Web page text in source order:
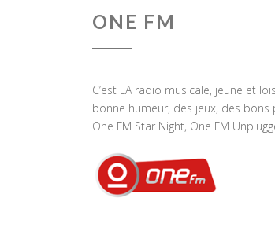
ONE FM
C’est LA radio musicale, jeune et
bonne humeur, des jeux, des
One FM Star Night, One FM